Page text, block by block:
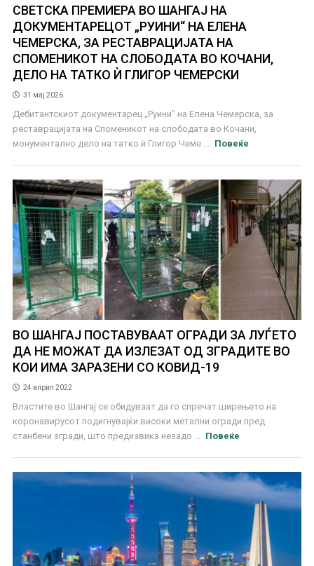
СВЕТСКА ПРЕМИЕРА ВО ШАНГАЈ НА
ДОКУМЕНТАРЕЦОТ „РУИНИ“ НА ЕЛЕНА
ЧЕМЕРСКА, ЗА РЕСТАВРАЦИЈАТА НА
СПОМЕНИКОТ НА СЛОБОДАТА ВО КОЧАНИ,
ДЕЛО НА ТАТКО Ѝ ГЛИГОР ЧЕМЕРСКИ
31 мај 2026
Дебитантскиот документарец „Руини" на Елена Чемерска, за
реставрацијата на Споменикот на слободата во Кочани,
монументално дело на татко ѝ Глигор Чеме ...
Повеќе
ВО ШАНГАЈ ПОСТАВУВААТ ОГРАДИ ЗА ЛУЃЕТО
ДА НЕ МОЖАТ ДА ИЗЛЕЗАТ ОД ЗГРАДИТЕ ВО
КОИ ИМА ЗАРАЗЕНИ СО КОВИД-19
24 април 2022
Властите во Шангај се обидуваат да го спречат ширењето на
коронавирусот подигнувајќи високи метални огради пред
станбени згради, што предизвика незадо ...
Повеќе